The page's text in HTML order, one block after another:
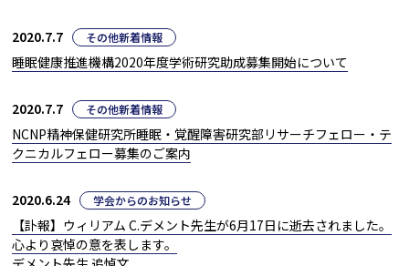
2020.7.7 その他新着情報
睡眠健康推進機構2020年度学術研究助成募集開始について
2020.7.7 その他新着情報
NCNP精神保健研究所睡眠・覚醒障害研究部リサーチフェロー・テ
クニカルフェロー募集のご案内
2020.6.24 学会からのお知らせ
【訃報】ウィリアム C.デメント先生が6月17日に逝去されました。
心より哀悼の意を表します。